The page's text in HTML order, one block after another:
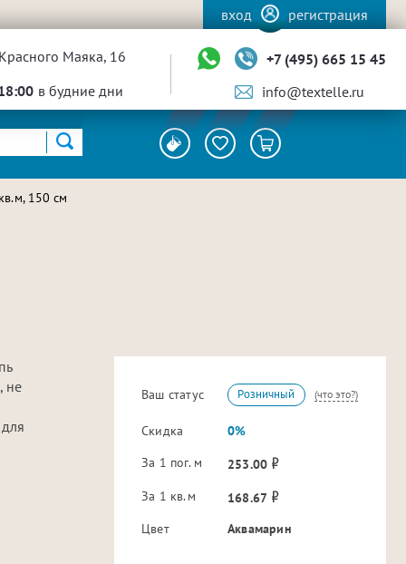
вход регистрация
Маяка, 16
в будние дни
+7 (495) 665 15 45
info@textelle.ru
150 см
не
Ваш статус Розничный (что это?)
Скидка
0%
За 1 пог. м
253.00
За 1 кв.м
168.67
Цвет
Аквамарин